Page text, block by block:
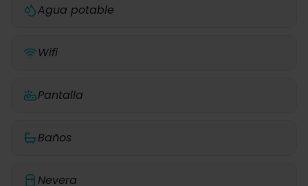
Agua potable
Wifi
Pantalla
Baños
Nevera